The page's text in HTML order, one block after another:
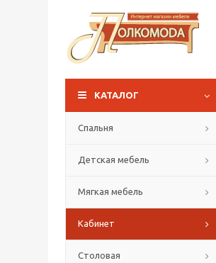
КАТАЛОГ
Спальня
Детская мебель
Мягкая мебель
Кабинет
Столовая